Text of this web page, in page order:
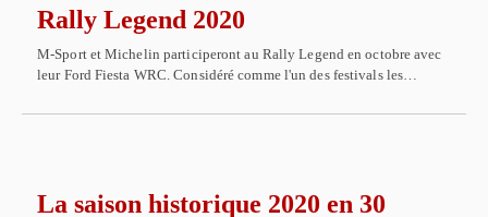
Rally Legend 2020
M-Sport et Michelin participeront au Rally Legend en octobre avec
leur Ford Fiesta WRC. Considéré comme l'un des festivals les…
La saison historique 2020 en 30